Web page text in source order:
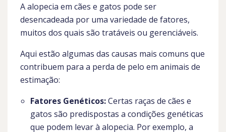
A alopecia em cães e gatos pode ser
desencadeada por uma variedade de fatores,
muitos dos quais são tratáveis ou gerenciáveis.
Aqui estão algumas das causas mais comuns que
contribuem para a perda de pelo em animais de
estimação:
Fatores Genéticos:Certas raças de cães e
gatos são predispostas a condições genéticas
que podem levar à alopecia. Por exemplo, a